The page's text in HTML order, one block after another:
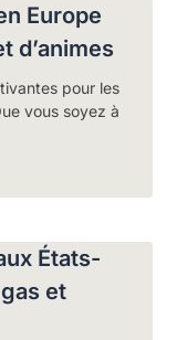
Europe
d’animes
pour les
vous soyez à
États-
et